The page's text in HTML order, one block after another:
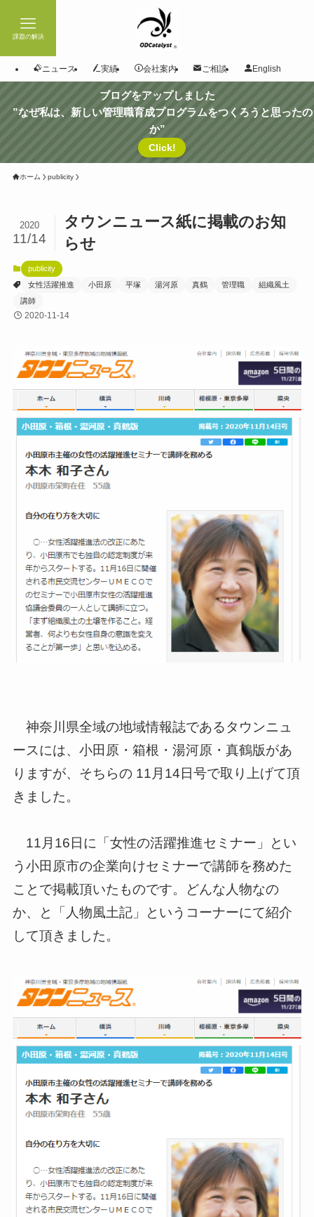
課題の解決
ニュース 実績 会社案内 ご相談 English
ブログをアップしました
”なぜ私は、新しい管理職育成プログラムをつくろうと思ったの
か”
Click!
ホーム publicity
タウンニュース紙に掲載のお知
らせ
2020
11/14
publicity
女性活躍推進
小田原 平塚 湯河原 真鶴 管理職
組織風土
講師
2020-11-14
神奈川県全域の地域情報誌であるタウンニュ
ースには、小田原・箱根・湯河原・真鶴版があ
りますが、そちらの 11月14日号で取り上げて頂
きました。
11月16日に「女性の活躍推進セミナー」とい
う小田原市の企業向けセミナーで講師を務めた
ことで掲載頂いたものです。どんな人物なの
か、と「人物風土記」というコーナーにて紹介
して頂きました。